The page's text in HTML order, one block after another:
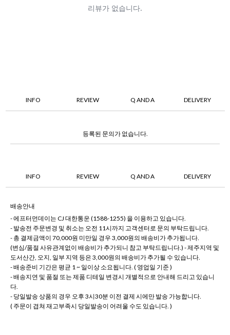
INFO REVIEW Q AND A DELIVERY
등록된 문의가 없습니다.
INFO REVIEW Q AND A DELIVERY
배송안내
- 에프터먼데이는 CJ 대한통운 (1588-1255) 을 이용하고 있습니다.
- 발송전 주문변경 및 취소는 오전 11시까지 고객센터로 문의 부탁드립니다.
- 총 결제금액이 70,000원 미만일 경우 3,000원의 배송비가 추가됩니다.
(변심/품절 사유관계없이 배송비가 추가되니 참고 부탁드립니다.) - 제주지역 및
도서산간, 오지, 일부 지역 등은 3,000원의 배송비가 추가될 수 있습니다.
- 배송준비 기간은 평균 1 ~ 일이상 소요됩니다. ( 영업일 기준 )
- 배송지연 및 품절 또는 제품 디테일 변경시 개별적으로 안내해 드리고 있습니
다.
- 당일발송 상품의 경우 오후 3시30분 이전 결제 시에만 발송 가능합니다.
( 주문이 겹쳐 재고부족시 당일발송이 어려울 수도 있습니다. )